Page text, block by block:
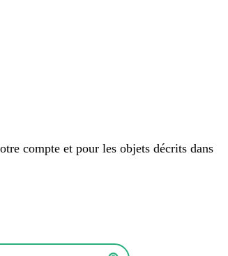
compte et pour les objets décrits dans